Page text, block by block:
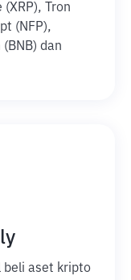
(XRP), Tron
(NFP),
dan
beli aset kripto